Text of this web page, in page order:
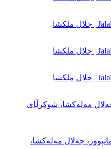
مه‌له‌کشا، شوکرڵای
جه‌لال مه‌له‌کشا،